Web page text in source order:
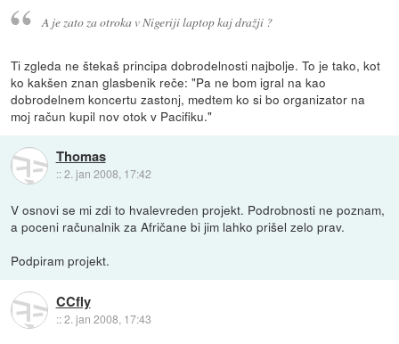
A je zato za otroka v Nigeriji laptop kaj dražji ?
Ti zgleda ne štekaš principa dobrodelnosti najbolje. To je tako, kot
ko kakšen znan glasbenik reče: "Pa ne bom igral na kao
dobrodelnem koncertu zastonj, medtem ko si bo organizator na
moj račun kupil nov otok v Pacifiku."
Thomas
::2. jan 2008, 17:42
V osnovi se mi zdi to hvalevreden projekt. Podrobnosti ne poznam,
a poceni računalnik za Afričane bi jim lahko prišel zelo prav.
Podpiram projekt.
CCfly
::2. jan 2008, 17:43